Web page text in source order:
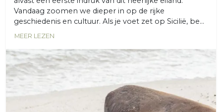
Vandaag zoomen we dieper in op de rijke
geschiedenis en cultuur. Als je voet zet op Sicilië, be...
MEER LEZEN